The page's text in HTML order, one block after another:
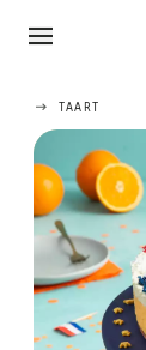
TAART